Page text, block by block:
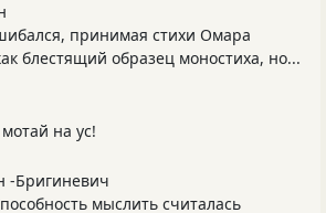
принимая стихи Омара
блестящий образец моностиха, но...
на ус!
-Бригиневич
мыслить считалась